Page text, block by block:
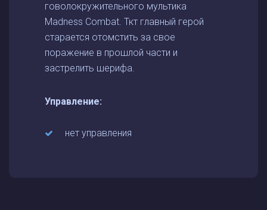
говолокружительного мультика
Madness Combat. Ткт главный герой
старается отомстить за свое
поражение в прошлой части и
застрелить шерифа.
Управление:
нет управления